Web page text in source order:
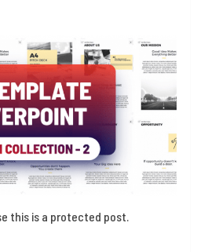
this is a protected post.